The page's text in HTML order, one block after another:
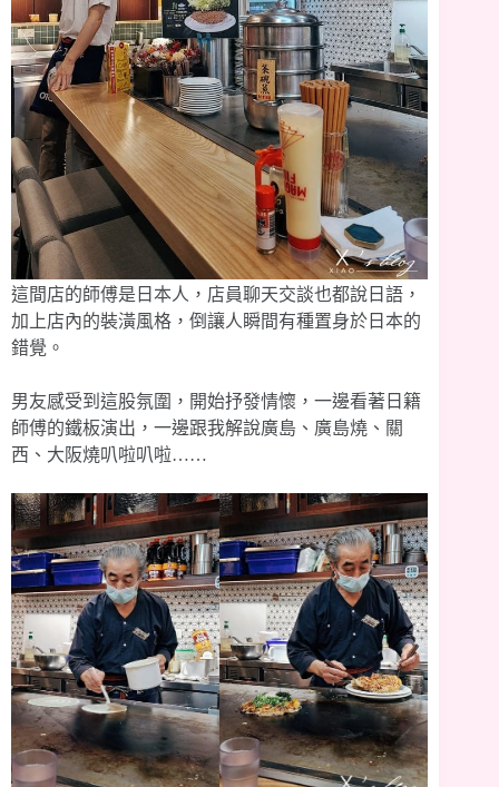
這間店的師傅是日本人，店員聊天交談也都說日語，
加上店內的裝潢風格，倒讓人瞬間有種置身於日本的
錯覺。
男友感受到這股氛圍，開始抒發情懷，一邊看著日籍
師傅的鐵板演出，一邊跟我解說廣島、廣島燒、關
西、大阪燒叭啦叭啦……